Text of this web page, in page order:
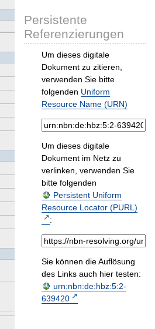
Persistente
Referenzierungen
Um dieses digitale
Dokument zu zitieren,
verwenden Sie bitte
folgenden Uniform
Resource Name (URN)
Um dieses digitale
Dokument im Netz zu
verlinken, verwenden Sie
bitte folgenden
Persistent Uniform
Resource Locator (PURL)
:
Sie können die Auflösung
des Links auch hier testen:
urn:nbn:de:hbz:5:2-
639420